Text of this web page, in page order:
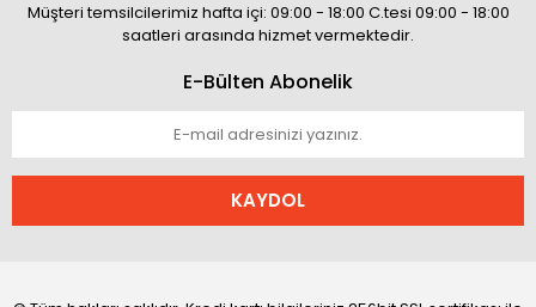
Müşteri temsilcilerimiz hafta içi: 09:00 - 18:00 C.tesi 09:00 - 18:00
saatleri arasında hizmet vermektedir.
E-Bülten Abonelik
KAYDOL